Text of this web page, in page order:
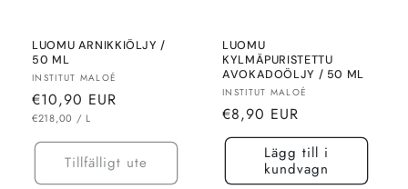
LUOMU ARNIKKIÖLJY /
50 ML
Säljare:
INSTITUT MALOÉ
Normalt
pris
€10,90 EUR
ENHETSPRIS
€218,00 / MOT
L
Tillfälligt ute
LUOMU
KYLMÄPURISTETTU
AVOKADOÖLJY / 50 ML
Säljare:
INSTITUT MALOÉ
Normalt
pris
€8,90 EUR
Lägg till i
kundvagn